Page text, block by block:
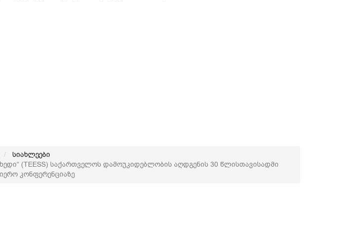
სიახლეები
(TEESS) საქართველოს დამოუკიდებლობის აღდგენის 30 წლისთავისადმი
კონფერენციაზე